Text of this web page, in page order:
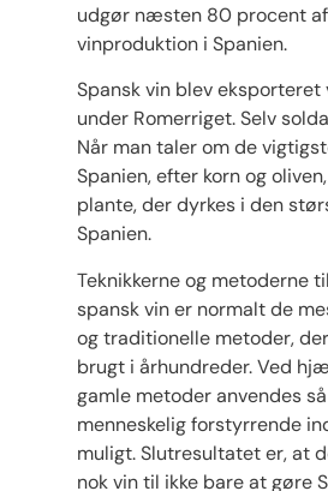
udgør næsten 80 procent
vinproduktion i Spanien.
Spansk vin blev
under Romerriget. Selv
Når man taler om de
Spanien, efter korn og
plante, der dyrkes i den
Spanien.
Teknikkerne og metoderne
spansk vin er normalt de
og traditionelle metoder,
brugt i århundreder. Ved
gamle metoder anvendes
menneskelig forstyrrende
muligt. Slutresultatet er, at
nok vin til ikke bare at gøre